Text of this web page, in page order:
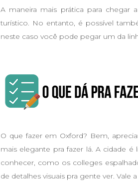
A maneira mais prática para
turístico. No entanto, é possível
neste caso você pode pegar um da
O que fazer em Oxford? Bem,
mais elegante pra fazer lá. A cidade
conhecer, como os colleges
de detalhes visuais pra gente ver. Vale